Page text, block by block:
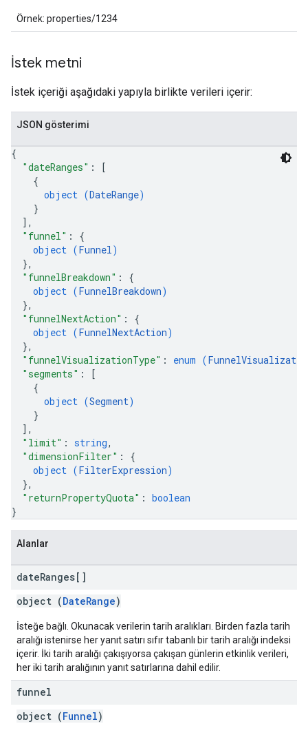
Örnek: properties/1234
İstek metni
İstek içeriği aşağıdaki yapıyla birlikte verileri içerir:
JSON gösterimi
{
"dateRanges" :
[
{
object (DateRange)
}
] ,
"funnel" : {
object (Funnel)
},
"funnelBreakdown" : {
object (FunnelBreakdown)
},
"funnelNextAction" : {
object (FunnelNextAction)
},
"funnelVisualizationType" : enum (
"segments" :
[
{
object (Segment)
}
] ,
"limit" : string,
"dimensionFilter" : {
object (FilterExpression)
},
"returnPropertyQuota" : boolean
}
Alanlar
dateRanges[]
object (DateRange)
İsteğe bağlı. Okunacak verilerin tarih aralıkları. Birden fazla tarih
aralığı istenirse her yanıt satırı sıfır tabanlı bir tarih aralığı indeksi
içerir. İki tarih aralığı çakışıyorsa çakışan günlerin etkinlik verileri,
her iki tarih aralığının yanıt satırlarına dahil edilir.
funnel
object (Funnel)